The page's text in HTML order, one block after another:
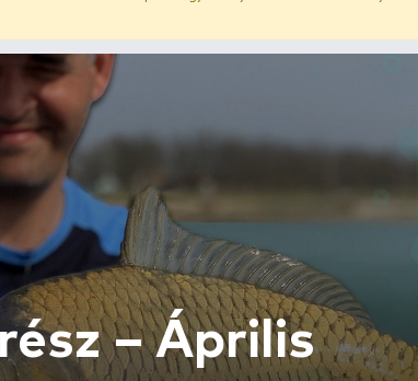
olcsó Haldorádó-termékekkel, az nagy